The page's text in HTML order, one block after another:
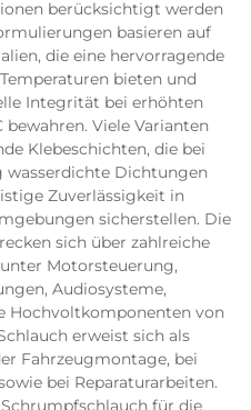
berücksichtigt werden
basieren auf
die eine hervorragende
bieten und
Integrität bei erhöhten
bewahren. Viele Varianten
Klebeschichten, die bei
wasserdichte Dichtungen
Zuverlässigkeit in
sicherstellen. Die
sich über zahlreiche
Motorsteuerung,
Audiosysteme,
Hochvoltkomponenten von
erweist sich als
Fahrzeugmontage, bei
bei Reparaturarbeiten.
für die